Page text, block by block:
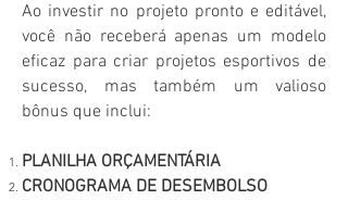
Ao investir no projeto pronto e editável,
você não receberá apenas um modelo
eficaz para criar projetos esportivos de
sucesso, mas também um valioso
bônus que inclui:
PLANILHA ORÇAMENTÁRIA
CRONOGRAMA DE DESEMBOLSO